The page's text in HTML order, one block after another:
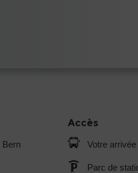
Bern
Accès
Votre arrivée
Parc de